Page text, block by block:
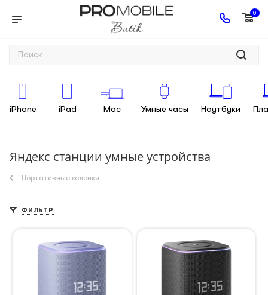
0
iPhone iPad Mac Умные часы Ноутбуки
Яндекс станции умные устройства
Портативные колонки
ФИЛЬТР